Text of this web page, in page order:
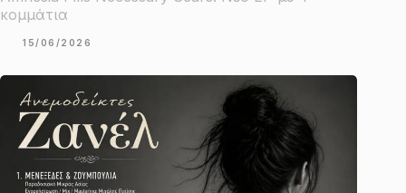
κομμάτια
15/06/2026